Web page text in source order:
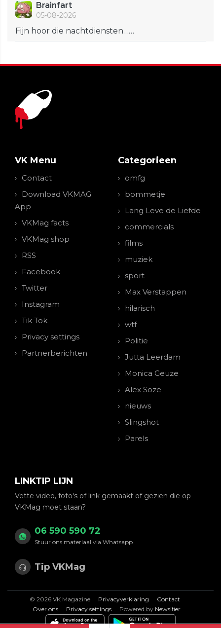
Brainfart
05-08-2026
Fijn hoor die nachtdiensten……
VK Menu
Contact
Download VKMAG
App
VKMag facts
VKMag shop
RSS
Facebook
Twitter
Instagram
Tik Tok
Privacy settings
Partnerberichten
Categorieen
omfg
bommetje
Lang Leve de Liefde
commercials
films
muziek
sport
Max Verstappen
hilarisch
wtf
Politie
Jutta Leerdam
Monica Geuze
Alex Soze
nieuws
Slingshot
Parels
LINKTIP LIJN
Vette video, foto's of link gemaakt of gezien die op
VKMag moet staan?
06 590 590 72
Stuur ons materiaal via Whatsapp
Tip VKMag
© 2026 VK Magazine Privacyverklaring
Contact
Over ons
Privacy settings Powered by Newsifier